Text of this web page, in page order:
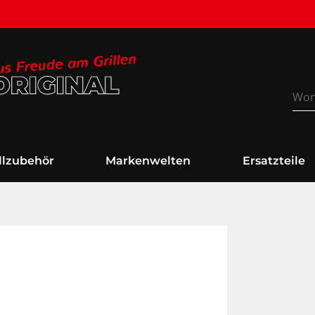
Markenwelten Ersatzteile